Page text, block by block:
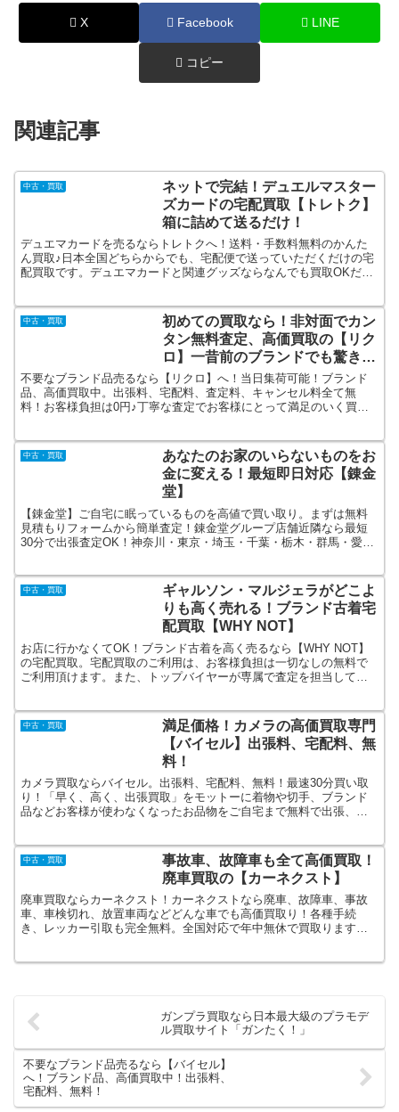
X Facebook LINE
コピー
関連記事
中古・買取
ネットで完結！デュエルマスター
ズカードの宅配買取【トレトク】
箱に詰めて送るだけ！
デュエマカードを売るならトレトクへ！送料・手数料無料のかんた
ん買取♪日本全国どちらからでも、宅配便で送っていただくだけの宅
配買取です。デュエマカードと関連グッズならなんでも買取OKだか
中古・買取
初めての買取なら！非対面でカン
タン無料査定、高価買取の【リク
ロ】一昔前のブランドでも驚きの
お値段に！
不要なブランド品売るなら【リクロ】へ！当日集荷可能！ブランド
品、高価買取中。出張料、宅配料、査定料、キャンセル料全て無
料！お客様負担は0円♪丁寧な査定でお客様にとって満足のいく買
中古・買取
あなたのお家のいらないものをお
金に変える！最短即日対応【錬金
堂】
【錬金堂】ご自宅に眠っているものを高値で買い取り。まずは無料
見積もりフォームから簡単査定！錬金堂グループ店舗近隣なら最短
30分で出張査定OK！神奈川・東京・埼玉・千葉・栃木・群馬・愛
中古・買取
ギャルソン・マルジェラがどこよ
りも高く売れる！ブランド古着宅
配買取【WHY NOT】
お店に行かなくてOK！ブランド古着を高く売るなら【WHY NOT】
の宅配買取。宅配買取のご利用は、お客様負担は一切なしの無料で
ご利用頂けます。また、トップバイヤーが専属で査定を担当してお
中古・買取
満足価格！カメラの高価買取専門
【バイセル】出張料、宅配料、無
料！
カメラ買取ならバイセル。出張料、宅配料、無料！最速30分買い取
り！「早く、高く、出張買取」をモットーに着物や切手、ブランド
品などお客様が使わなくなったお品物をご自宅まで無料で出張、査
中古・買取
事故車、故障車も全て高価買取！
廃車買取の【カーネクスト】
廃車買取ならカーネクスト！カーネクストなら廃車、故障車、事故
車、車検切れ、放置車両などどんな車でも高価買取り！各種手続
き、レッカー引取も完全無料。全国対応で年中無休で買取ります！
ガンプラ買取なら日本最大級のプラモデ
ル買取サイト「ガンたく！」
不要なブランド品売るなら【バイセル】
へ！ブランド品、高価買取中！出張料、
宅配料、無料！